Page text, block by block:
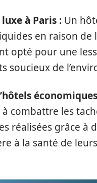
à Paris : Un
en raison
opté pour une
soucieux de
combattre les
réalisées grâce à
à la santé de